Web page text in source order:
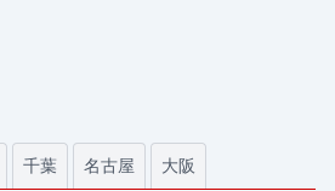
千葉 名古屋 大阪